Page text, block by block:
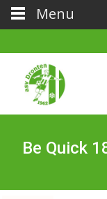
Be Quick
Menu